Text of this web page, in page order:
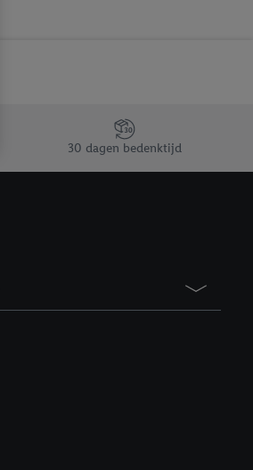
30 dagen bedenktijd